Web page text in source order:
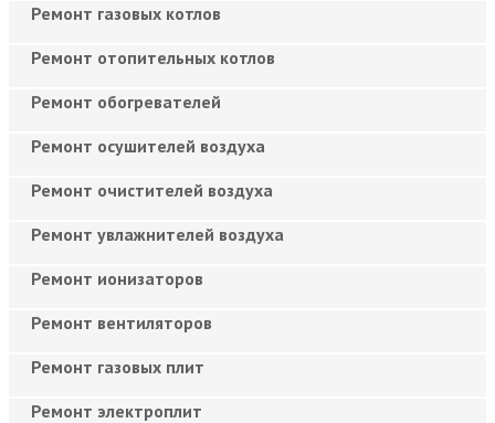
Ремонт газовых котлов
Ремонт отопительных котлов
Ремонт обогревателей
Ремонт осушителей воздуха
Ремонт очистителей воздуха
Ремонт увлажнителей воздуха
Ремонт ионизаторов
Ремонт вентиляторов
Ремонт газовых плит
Ремонт электроплит